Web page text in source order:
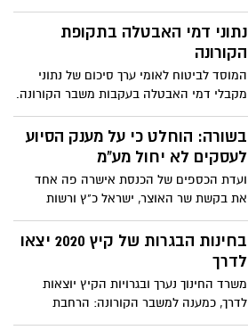
שכלל לא יחוסנו
נתוני דמי האבטלה בתקופת
הקורונה
המוסד לביטוח לאומי ערך סיכום של נתוני
מקבלי דמי האבטלה בעקבות משבר הקורונה.
מהסיכום עולה שהוגשו 1,074,905 תביעות לדמי
אבטלה - ב-98.8% מתוכן הטיפול
הסתיים. 37% ממקבלי דמי האבטלה חזרו
דמי האבטלה והמקדמות שהביטוח הלאומי
שילם מתחילת משבר הקורונה: 8.1 מיליארד
₪. באשדוד: 41 אחוז מהמבוטלים הודיעו על
חזרה לעבודה
בשורה: הוחלט כי על מענק הסיוע
לעסקים לא יחול מע"מ
ועדת הכספים של הכנסת אישרה פה אחד
את בקשת שר האוצר, ישראל כ"ץ ורשות
המסים לתקן את תקנה 3 לתקנות מע"מ, כך
שיקבע כי מענק הסיוע לעסקים בשל
השתתפות בהוצאות קבועות, לא ייחשב כחלק
ממחיר עסקאותיו של העוסק הזכאי למענק
ולכן לא יחול לגביו מע"מ
בחינות הבגרות של קיץ 2020 יצאו
לדרך
משרד החינוך נערך ובגרויות הקיץ יוצאות
לדרך, כמענה למשבר הקורונה: הרחבת
הבחירה, צמצום בחינות, לוח בחינות מרווח,